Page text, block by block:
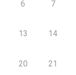
6 7
13 14
20 21